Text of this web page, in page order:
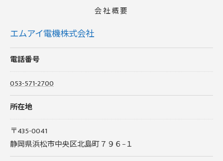
会社概要
エムアイ電機株式会社
電話番号
053-571-2700
所在地
〒435-0041
静岡県浜松市中央区北島町７９６−１